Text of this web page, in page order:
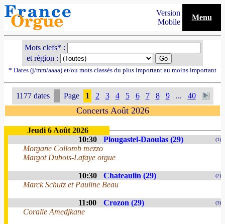
Version
Mobile
Menu
Mots clefs* :
et région :
* Dates (j/mm/aaaa) et/ou mots classés du plus important au moins important
1177 dates Page 1 2 3 4 5 6 7 8 9 ... 40
Concerts Août 2026
Jeudi 6 Août 2026
10:30
Plougastel-Daoulas (29) (1)
Morgane Collomb mezzo
Margot Dubois-Lafaye orgue
10:30 Chateaulin (29) (2)
Marck Schutz et Pauline Beau
11:00 Crozon (29) (3)
Coralie Amedjkane